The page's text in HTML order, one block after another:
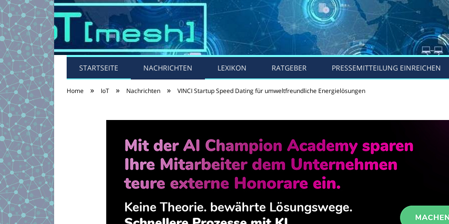
STARTSEITE NACHRICHTEN LEXIKON RATGEBER PRESSEMITTEILUNG EINREICHEN
Home » IoT » Nachrichten » VINCI Startup Speed Dating für umweltfreundliche Energielösungen